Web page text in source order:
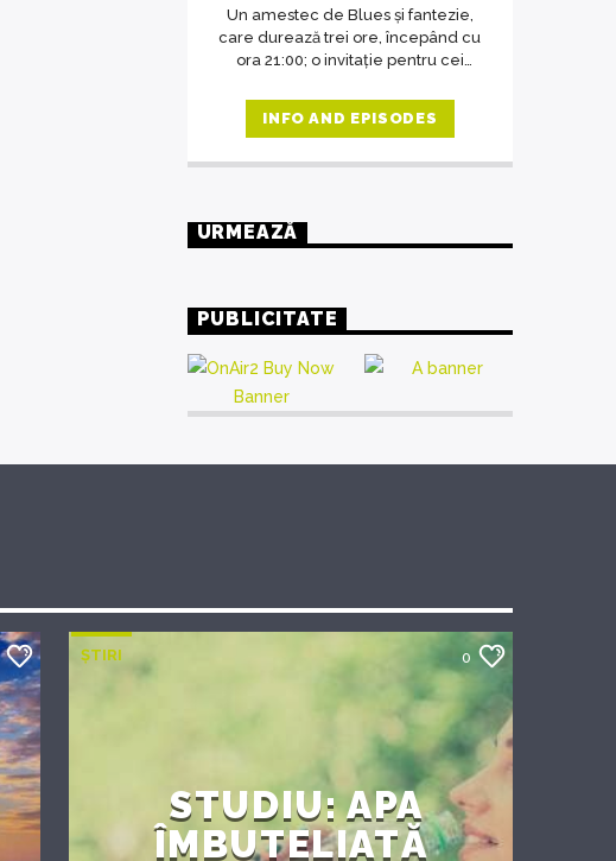
Un amestec de Blues și fantezie,
care durează trei ore, începând cu
ora 21:00; o invitație pentru cei
cu ora de difuzare a emisiunii, o
revelație despre artă în general,
O emisiune unde răsună doar
filosofie, indiferent de vârstă.
INFO AND EPISODES
URMEAZĂ
PUBLICITATE
ȘTIRI 0
STUDIU: APA
ÎMBUTELIATĂ